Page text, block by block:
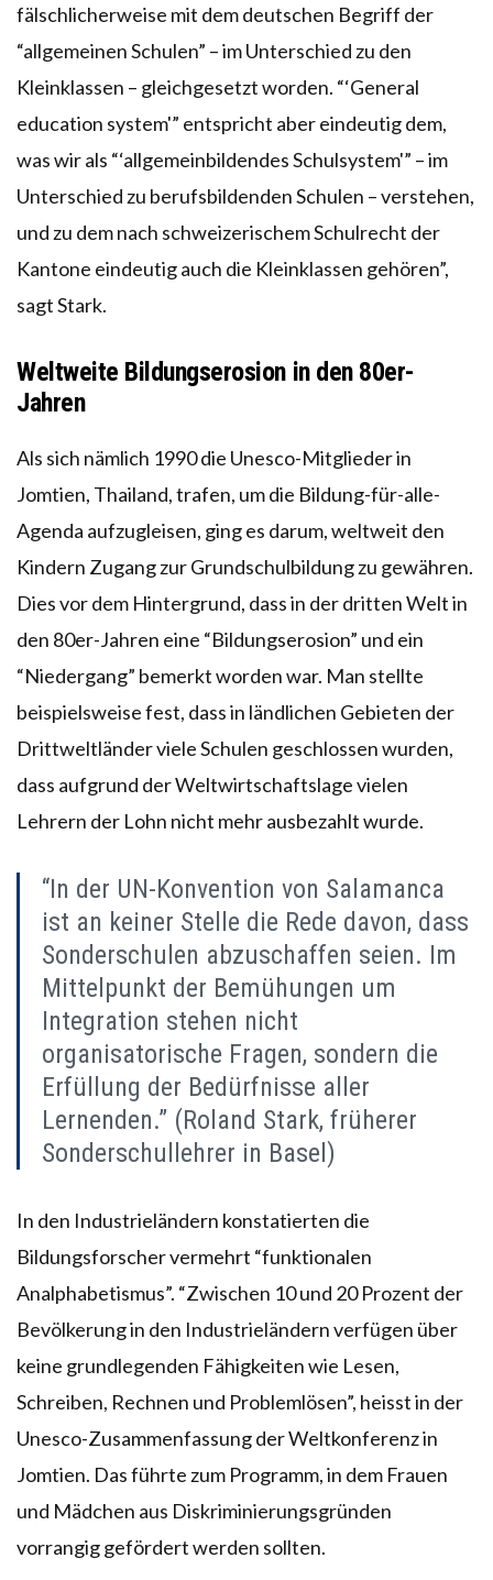
fälschlicherweise mit dem deutschen Begriff der
“allgemeinen Schulen” – im Unterschied zu den
Kleinklassen – gleichgesetzt worden. “‘General
education system'” entspricht aber eindeutig dem,
was wir als “‘allgemeinbildendes Schulsystem'” – im
Unterschied zu berufsbildenden Schulen – verstehen,
und zu dem nach schweizerischem Schulrecht der
Kantone eindeutig auch die Kleinklassen gehören”,
sagt Stark.
Weltweite Bildungserosion in den 80er-
Jahren
Als sich nämlich 1990 die Unesco-Mitglieder in
Jomtien, Thailand, trafen, um die Bildung-für-alle-
Agenda aufzugleisen, ging es darum, weltweit den
Kindern Zugang zur Grundschulbildung zu gewähren.
Dies vor dem Hintergrund, dass in der dritten Welt in
den 80er-Jahren eine “Bildungserosion” und ein
“Niedergang” bemerkt worden war. Man stellte
beispielsweise fest, dass in ländlichen Gebieten der
Drittweltländer viele Schulen geschlossen wurden,
dass aufgrund der Weltwirtschaftslage vielen
Lehrern der Lohn nicht mehr ausbezahlt wurde.
“In der UN-Konvention von Salamanca
ist an keiner Stelle die Rede davon, dass
Sonderschulen abzuschaffen seien. Im
Mittelpunkt der Bemühungen um
Integration stehen nicht
organisatorische Fragen, sondern die
Erfüllung der Bedürfnisse aller
Lernenden.” (Roland Stark, früherer
Sonderschullehrer in Basel)
In den Industrieländern konstatierten die
Bildungsforscher vermehrt “funktionalen
Analphabetismus”. “Zwischen 10 und 20 Prozent der
Bevölkerung in den Industrieländern verfügen über
keine grundlegenden Fähigkeiten wie Lesen,
Schreiben, Rechnen und Problemlösen”, heisst in der
Unesco-Zusammenfassung der Weltkonferenz in
Jomtien. Das führte zum Programm, in dem Frauen
und Mädchen aus Diskriminierungsgründen
vorrangig gefördert werden sollten.